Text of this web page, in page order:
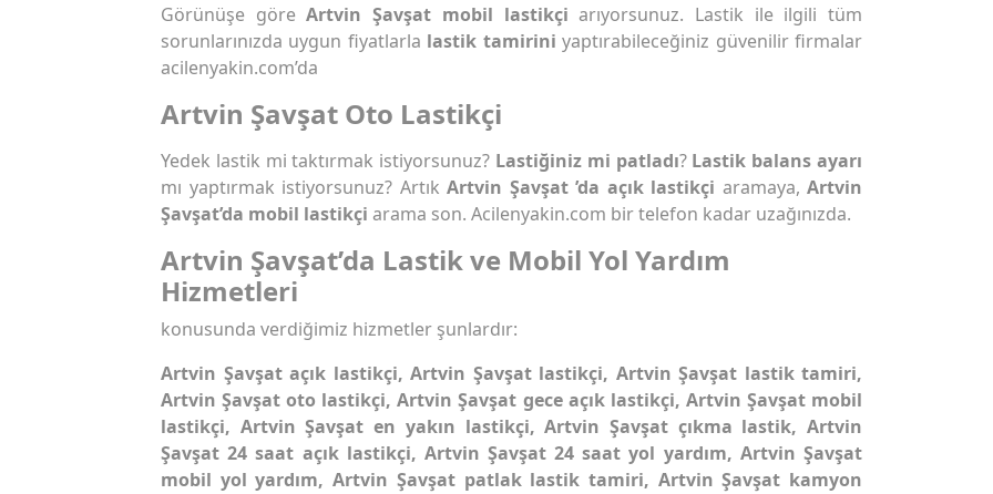
Görünüşe göreArtvin Şavşat mobil lastikçiarıyorsunuz. Lastik ile ilgili tüm
sorunlarınızda uygun fiyatlarla lastik tamirini yaptırabileceğiniz güvenilir firmalar
acilenyakin.com’da
Artvin Şavşat Oto Lastikçi
Yedek lastik mi taktırmak istiyorsunuz? Lastiğiniz mi patladı? Lastik balans ayarı
mı yaptırmak istiyorsunuz? Artık Artvin Şavşat ’da açık lastikçi aramaya, Artvin
Şavşat’da mobil lastikçi arama son. Acilenyakin.com bir telefon kadar uzağınızda.
Artvin Şavşat’da Lastik ve Mobil Yol Yardım
Hizmetleri
konusunda verdiğimiz hizmetler şunlardır:
Artvin Şavşat açık lastikçi, Artvin Şavşat lastikçi, Artvin Şavşat lastik tamiri,
Artvin Şavşat oto lastikçi, Artvin Şavşat gece açık lastikçi, Artvin Şavşat mobil
lastikçi, Artvin Şavşat en yakın lastikçi, Artvin Şavşat çıkma lastik, Artvin
Şavşat 24 saat açık lastikçi, Artvin Şavşat 24 saat yol yardım, Artvin Şavşat
mobil yol yardım, Artvin Şavşat patlak lastik tamiri, Artvin Şavşat kamyon